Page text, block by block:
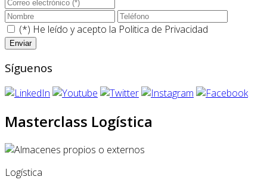
(*) He leído y acepto la Politica de Privacidad
Síguenos
Masterclass Logística
Logística